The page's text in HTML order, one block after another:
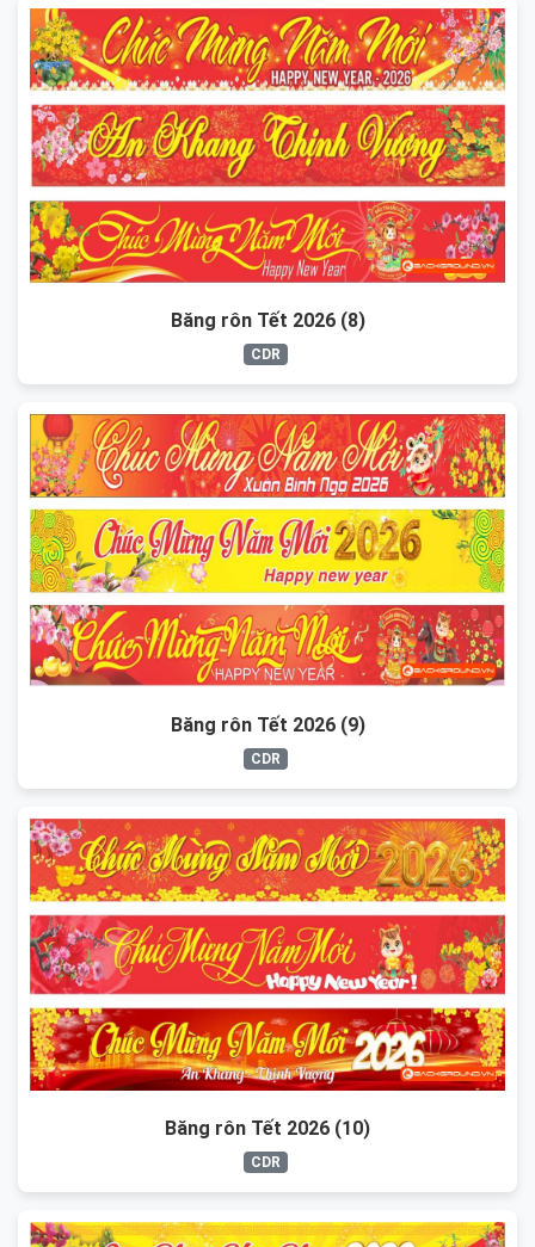
Băng rôn Tết 2026 (8)
CDR
Băng rôn Tết 2026 (9)
CDR
Băng rôn Tết 2026 (10)
CDR